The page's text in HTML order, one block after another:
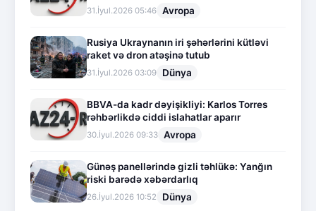
31.İyul.2026 05:46 Avropa
Rusiya Ukraynanın iri şəhərlərini kütləvi
raket və dron atəşinə tutub
31.İyul.2026 03:09 Dünya
BBVA-da kadr dəyişikliyi: Karlos Torres
rəhbərlikdə ciddi islahatlar aparır
30.İyul.2026 09:33 Avropa
Günəş panellərində gizli təhlükə: Yanğın
riski barədə xəbərdarlıq
26.İyul.2026 10:52 Dünya